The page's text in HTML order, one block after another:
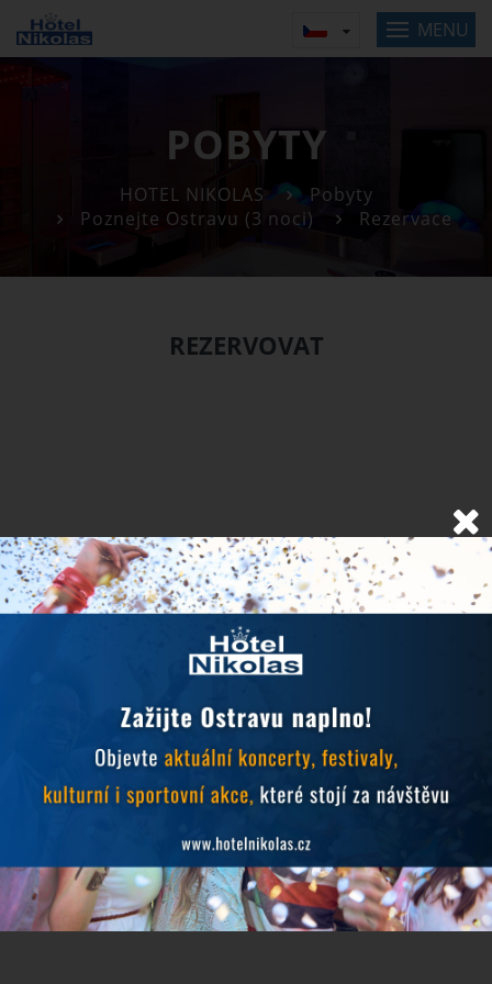
MENU
POBYTY
HOTEL NIKOLAS
Pobyty
Poznejte Ostravu (3 noci)
Rezervace
REZERVOVAT